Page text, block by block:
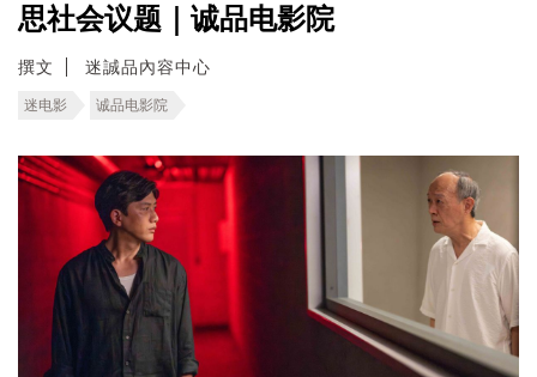
思社会议题｜诚品电影院
撰文 迷誠品內容中心
迷电影 诚品电影院